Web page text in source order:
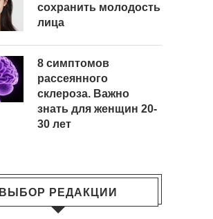
сохранить молодость
лица
8 симптомов
рассеянного
склероза. Важно
знать для женщин 20-
30 лет
ВЫБОР РЕДАКЦИИ